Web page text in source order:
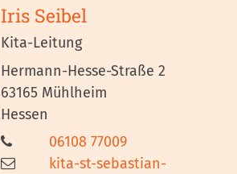
Iris Seibel
Kita-Leitung
Hermann-Hesse-Straße 2
63165 Mühlheim
Hessen
06108 77009
kita-st-sebastian-